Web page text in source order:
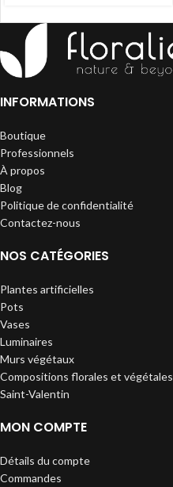
INFORMATIONS
Boutique
Professionnels
À propos
Blog
Politique de confidentialité
Contactez-nous
NOS CATÉGORIES
Plantes artificielles
Pots
Vases
Luminaires
Murs végétaux
Compositions florales et végétales
Saint-Valentin
MON COMPTE
Détails du compte
Commandes